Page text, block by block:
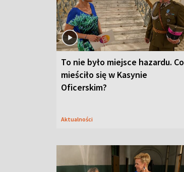
To nie było miejsce hazardu. Co
mieściło się w Kasynie
Oficerskim?
Aktualności